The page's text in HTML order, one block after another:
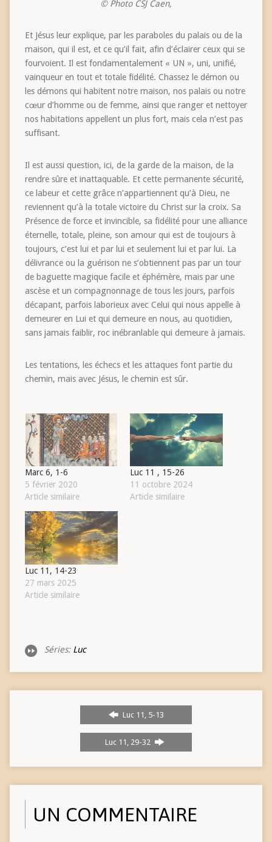
© Photo CSJ Caen,
Et Jésus leur explique, par les paraboles du palais ou de la
maison, qui il est, et ce qu’il fait, afin d’éclairer ceux qui se
fourvoient. Il est fondamentalement « UN », uni, unifié,
vainqueur en tout et totale fidélité. Chassez le démon ou
les démons qui habitent notre maison, nos palais ou notre
cœur d’homme ou de femme, ainsi que ranger et nettoyer
nos habitations appellent un plus fort, mais cela n’est pas
suffisant.
Il est aussi question, ici, de la garde de la maison, de la
rendre sûre et inattaquable. Et cette permanente sécurité,
ce labeur et cette grâce n’appartiennent qu’à Dieu, ne
reviennent qu’à la totale victoire du Christ sur la croix. Sa
Présence de force et invincible, sa fidélité pour une alliance
éternelle, totale, pleine, son amour qui est de toujours à
toujours, c’est lui et par lui et seulement lui et par lui. La
délivrance ou la guérison ne s’obtiennent pas par un tour
de baguette magique facile et éphémère, mais par une
ascèse et un compagnonnage de tous les jours, parfois
décapant, parfois laborieux avec Celui qui nous appelle à
demeurer en Lui et qui demeure en nous, au quotidien,
sans jamais faiblir, roc inébranlable qui demeure à jamais.
Les tentations, les échecs et les attaques font partie du
chemin, mais avec Jésus, le chemin est sûr.
Marc 6, 1-6
5 février 2020
Article similaire
Luc 11 , 15-26
11 octobre 2024
Article similaire
Luc 11, 14-23
27 mars 2025
Article similaire
Séries: Luc
Luc 11, 5-13
Luc 11, 29-32
UN COMMENTAIRE